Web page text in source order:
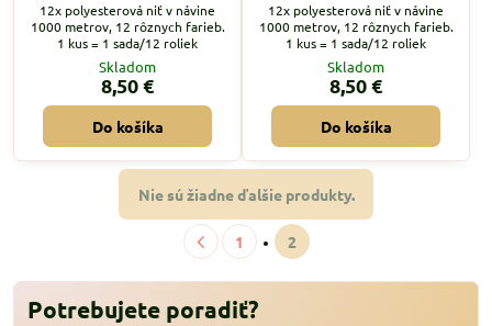
12x polyesterová niť v návine
1000 metrov, 12 rôznych farieb.
1 kus = 1 sada/12 roliek
Skladom
8,50 €
Do košíka
12x polyesterová niť v návine
1000 metrov, 12 rôznych farieb.
1 kus = 1 sada/12 roliek
Skladom
8,50 €
Do košíka
Nie sú žiadne ďalšie produkty.
1 2
Potrebujete poradiť?